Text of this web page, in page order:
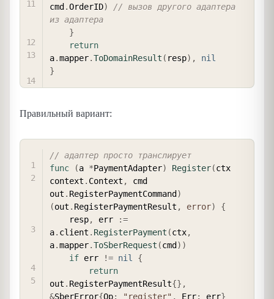
cmd .OrderID)
// вызов другого адаптера
из адаптера
}
return
a.mapper.ToDomainResult ( resp) ,
nil
}
Правильный вариант:
// адаптер просто транслирует
func
(a *PaymentAdapter) Register(ctx
context . Context ,
cmd
out . RegisterPaymentCommand )
(out . RegisterPaymentResult , error)
{
    resp
, err
:=
a. client . RegisterPayment (ctx,
a.mapper.ToSberRequest (cmd ) )
if err != nil
{
return
out . RegisterPaymentResult{} ,
&SberError{Op: "register" , Err: err}